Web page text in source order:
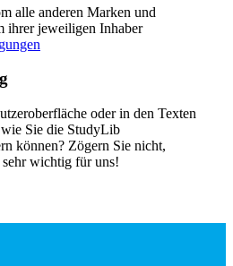
alle anderen Marken und
ihrer jeweiligen Inhaber
oder in den Texten
Sie die StudyLib
können? Zögern Sie nicht,
sehr wichtig für uns!